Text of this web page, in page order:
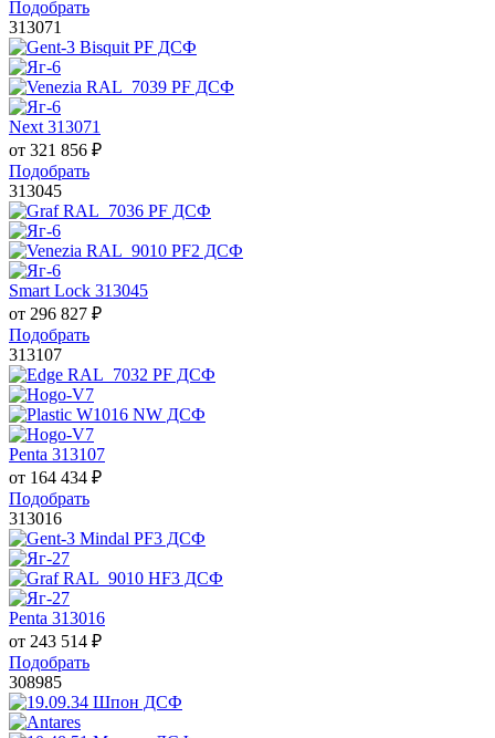
Подобрать
313071
Next 313071
от 321 856 ₽
Подобрать
313045
Smart Lock 313045
от 296 827 ₽
Подобрать
313107
Penta 313107
от 164 434 ₽
Подобрать
313016
Penta 313016
от 243 514 ₽
Подобрать
308985